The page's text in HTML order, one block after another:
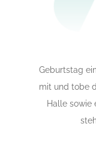
Geburtstag
mit und tobe
Halle sowie